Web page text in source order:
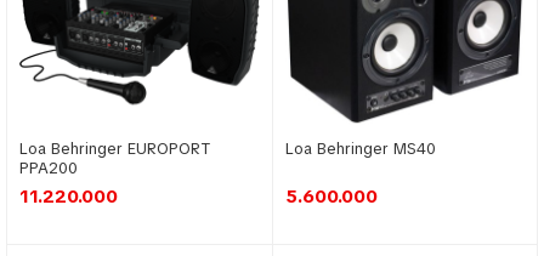
Loa Behringer EUROPORT
PPA200
11.220.000
Loa Behringer MS40
5.600.000